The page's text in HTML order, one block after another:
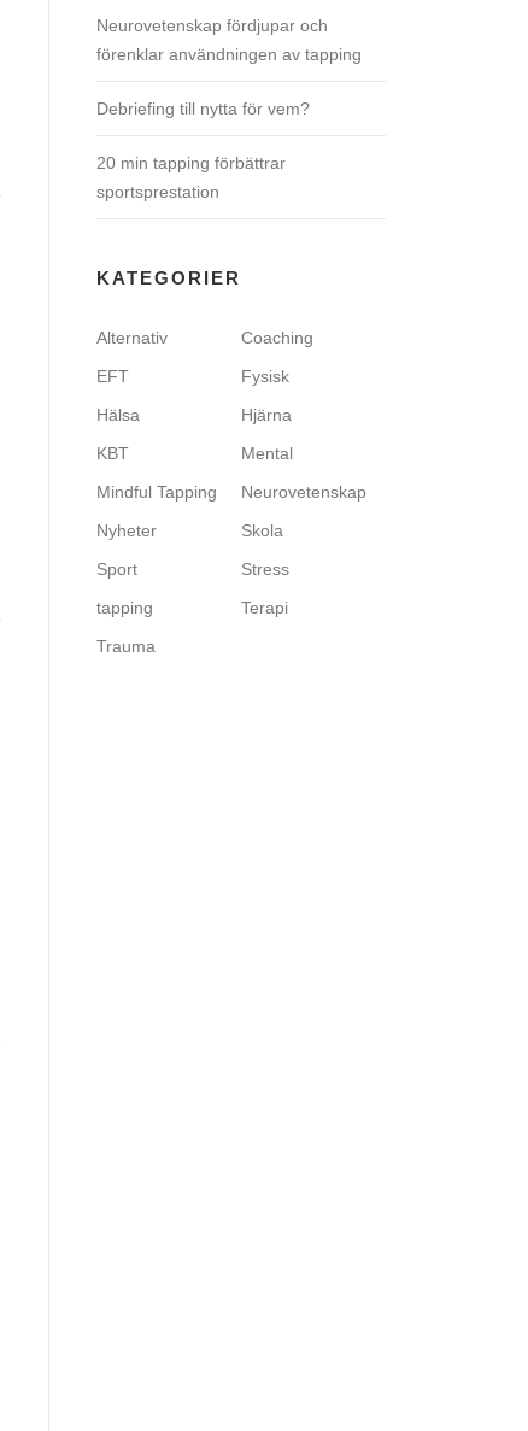
Neurovetenskap fördjupar och
förenklar användningen av tapping
Debriefing till nytta för vem?
20 min tapping förbättrar
sportsprestation
KATEGORIER
Alternativ
Coaching
EFT
Fysisk
Hälsa
Hjärna
KBT
Mental
Mindful Tapping
Neurovetenskap
Nyheter
Skola
Sport
Stress
tapping
Terapi
Trauma